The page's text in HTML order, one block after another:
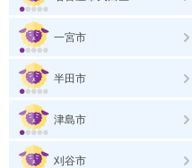
一宮市
半田市
津島市
刈谷市